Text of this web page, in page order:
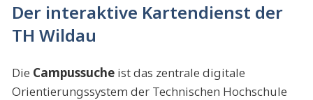
Der interaktive Kartendienst der
TH Wildau
Die Campussuche ist das zentrale digitale
Orientierungssystem der Technischen Hochschule